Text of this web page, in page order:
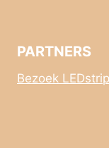
PARTNERS
Bezoek